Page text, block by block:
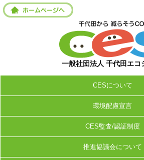
一般社団法人 千代田エコ
CESについて
環境配慮宣言
CES監査/認証制度
推進協議会について